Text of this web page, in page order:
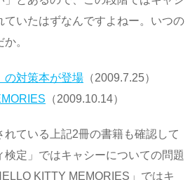
ていたはずなんですよねー。いつの
。
の対策本が登場 （2009.7.25）
（2009.10.14）
れている上記2冊の書籍も確認して
定」ではキャシーについての問題
KITTY MEMORIES」ではキ